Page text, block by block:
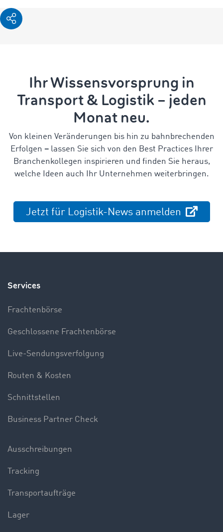
Ihr Wissensvorsprung in
Transport & Logistik – jeden
Monat neu.
Von kleinen Veränderungen bis hin zu bahnbrechenden
Erfolgen –lassen Sie sich von den Best Practices Ihrer
Branchenkollegen inspirieren und finden Sie heraus,
welche Ideen auch Ihr Unternehmen weiterbringen.
Jetzt für Logistik-News anmelden
Services
Frachtenbörse
Geschlossene Frachtenbörse
Live-Sendungsverfolgung
Routen & Kosten
Schnittstellen
Business Partner Check
Ausschreibungen
Tracking
Transportaufträge
Lager